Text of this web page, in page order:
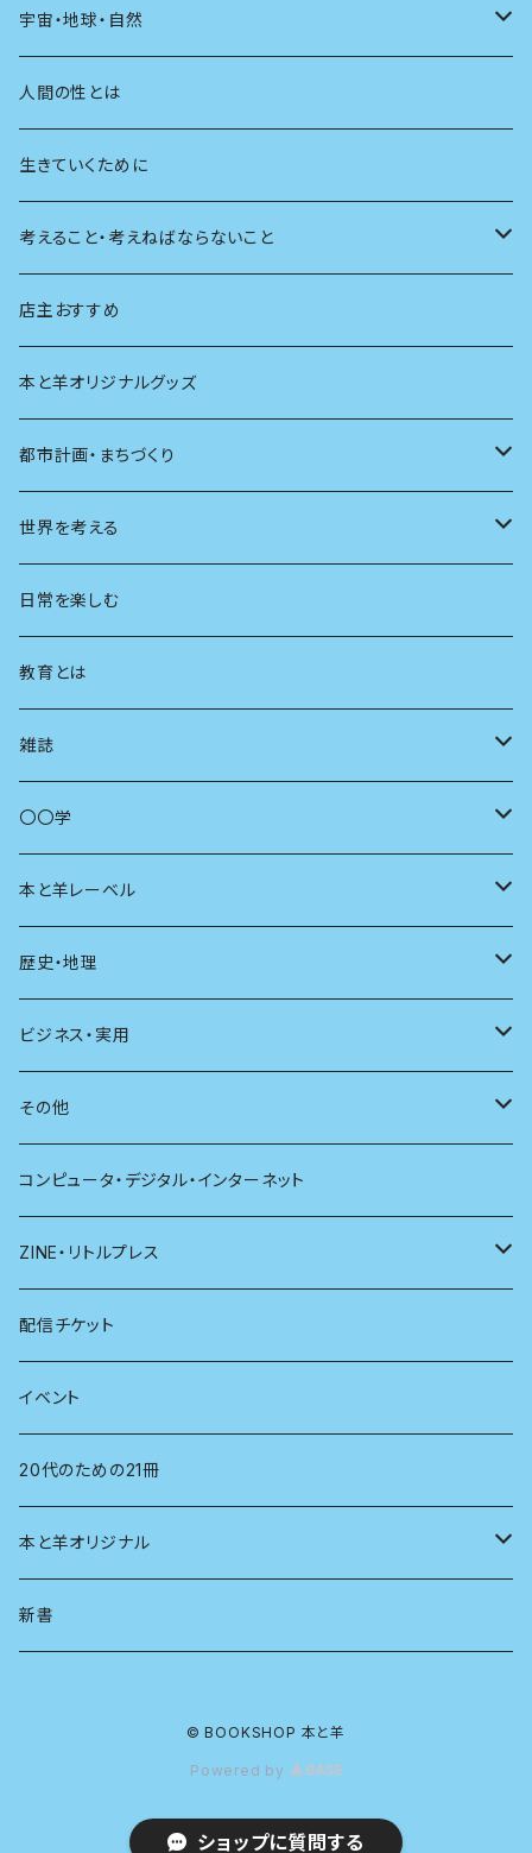
友達
学校
宇宙・地球・自然
動物
植物
天体
生物
人間の性とは
生きていくために
考えること・考えねばならないこと
創元社 シリーズ「あいだで考える」
店主おすすめ
本と羊オリジナルグッズ
都市計画・まちづくり
都市
地方
まちづくり
コミュニティ
商いとは
世界を考える
思想
日常を楽しむ
教育とは
雑誌
母の友
ユリイカ
現代思想
新潮
別冊太陽
〇〇学
動物
自然
科学
社会
哲学
医学
看護学
心理学
経営学
言語学
法律
人類学
本と羊レーベル
電子版（EPub）
電子版（PDF）
歴史・地理
歴史
地理
ビジネス・実用
雷鳥社辞典シリーズ
その他
珈琲
雑貨
コンピュータ・デジタル・インターネット
ZINE・リトルプレス
電子版（EPub）
電子版（PDF）
配信チケット
イベント
20代のための21冊
本と羊オリジナル
アロマスプレー
新書
© BOOKSHOP 本と羊
Powered by
ショップに質問する